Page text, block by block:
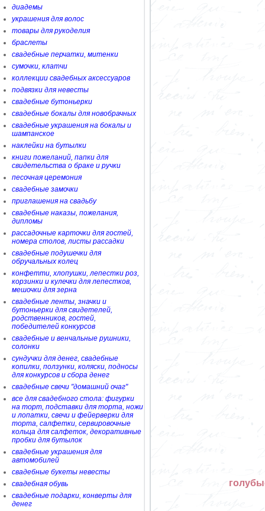
диадемы
украшения для волос
товары для рукоделия
браслеты
свадебные перчатки, митенки
сумочки, клатчи
коллекции свадебных аксессуаров
подвязки для невесты
свадебные бутоньерки
свадебные бокалы для новобрачных
свадебные украшения на бокалы и
шампанское
наклейки на бутылки
книги пожеланий, папки для
свидетельства о браке и ручки
песочная церемония
свадебные замочки
приглашения на свадьбу
свадебные наказы, пожелания,
дипломы
рассадочные карточки для гостей,
номера столов, листы рассадки
свадебные подушечки для
обручальных колец
конфетти, хлопушки, лепестки роз,
корзинки и кулечки для лепестков,
мешочки для зерна
свадебные ленты, значки и
бутоньерки для свидетелей,
родственников, гостей,
победителей конкурсов
свадебные и венчальные рушники,
солонки
сундучки для денег, свадебные
копилки, ползунки, коляски, подносы
для конкурсов и сбора денег
свадебные свечи "домашний очаг"
все для свадебного стола: фигурки
на торт, подставки для торта, ножи
и лопатки, свечи и фейерверки для
торта, салфетки, сервировочные
кольца для салфеток, декоративные
пробки для бутылок
свадебные украшения для
автомобилей
свадебные букеты невесты
свадебная обувь
свадебные подарки, конверты для
денег